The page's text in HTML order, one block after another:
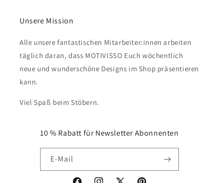
Unsere Mission
Alle unsere fantastischen Mitarbeiter:innen arbeiten
täglich daran, dass MOTIVISSO Euch wöchentlich
neue und wunderschöne Designs im Shop präsentieren
kann.
Viel Spaß beim Stöbern.
10 % Rabatt für Newsletter Abonnenten
E-Mail